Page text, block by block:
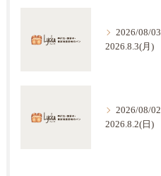
2026/08/03
2026.8.3(月)
2026/08/02
2026.8.2(日)